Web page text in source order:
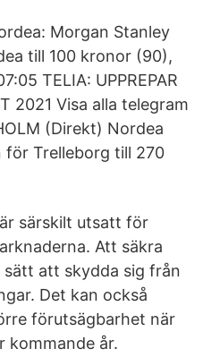
Morgan Stanley
till 100 kronor (90),
TELIA: UPPREPAR
2021 Visa alla telegram
(Direkt) Nordea
för Trelleborg till 270
särskilt utsatt för
Att säkra
att skydda sig från
Det kan också
förutsägbarhet när
kommande år.